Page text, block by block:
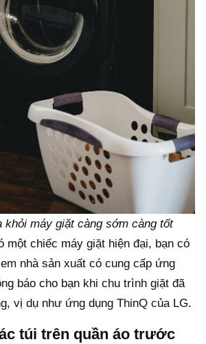
khỏi máy giặt càng sớm càng tốt
một chiếc máy giặt hiện đại, bạn có
nhà sản xuất có cung cấp ứng
báo cho bạn khi chu trình giặt đã
vị dụ như ứng dụng ThinQ của LG.
túi trên quần áo trước